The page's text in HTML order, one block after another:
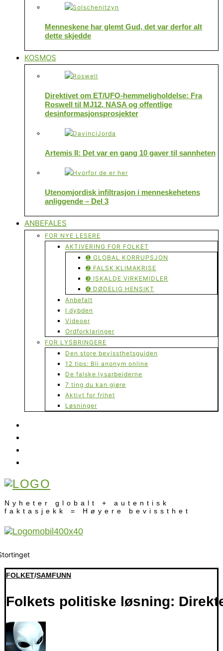
Menneskene har glemt Gud, det var derfor alt
dette skjedde
KOSMOS
Direktivet om ET/UFO-hemmeligholdelse: Fra
Roswell til MJ12, NASA og offentlige
desinformasjonsprosjekter
Artemis II: Det var en gang 10 gaver til sannheten
Utenomjordisk infiltrasjon i menneskehetens
anliggende – Del 3
ANBEFALES
FOR NYE LESERE
AKTIVERING FOR FOLKET
➊ GLOBAL KORRUPSJON
➋ FALSK KLIMAKRISE
➌ ISKALDE VIRKEMIDLER
➍ DØDELIG HENSIKT
Anbefalt
I dybden
Videoer
Ordforklaringer
FOR LYSBRINGERE
Den store bevissthetsguiden
12 tips: Bli anonym online
De falske lysarbeiderne
7 ting du kan gjøre
Aktivt for frihet
Løsninger
Nyheter globalt + autentisk
faktasjekk = Høyere bevissthet
FOLKET/SAMFUNN
Folkets politiske løsning: